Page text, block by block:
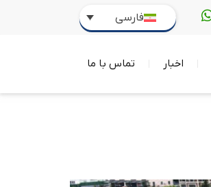
فارسی
اخبار تماس با ما